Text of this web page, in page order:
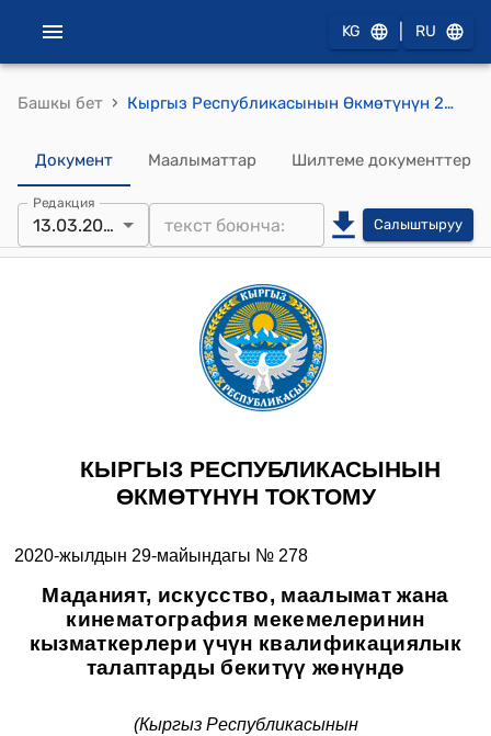
KG RU
Башкы бет › Кыргыз Республикасынын Өкмөтүнүн 2020-жылдын 29-майындагы № 278 "Маданият, искусство, маалымат жана кинематография мекемелеринин кызматкерлери үчүн квалификациялык талаптарды бекитүү жөнүндө" токтому
Документ Маалыматтар Шилтеме документтер
Редакция
13.03.2026 Салыштыруу